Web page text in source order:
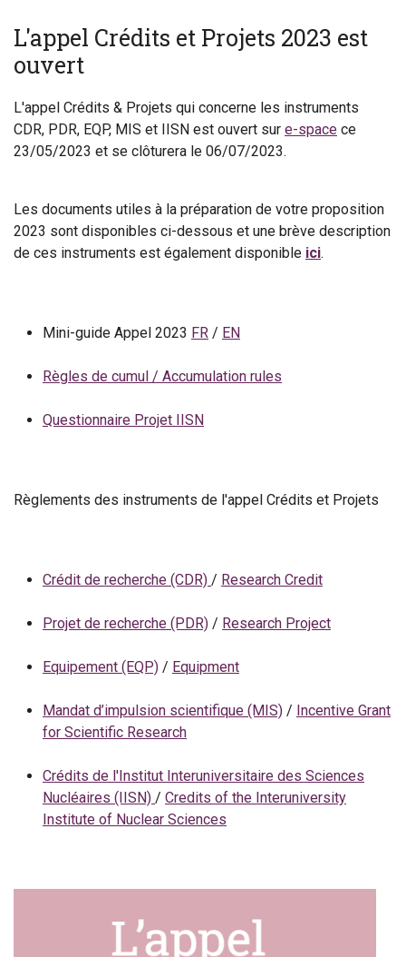
L'appel Crédits et Projets 2023 est
ouvert
L'appel Crédits & Projets qui concerne les instruments
CDR, PDR, EQP, MIS et IISN est ouvert sur e-space ce
23/05/2023 et se clôturera le 06/07/2023.
Les documents utiles à la préparation de votre proposition
2023 sont disponibles ci-dessous et une brève description
de ces instruments est également disponible ici.
Mini-guide Appel 2023 FR / EN
Règles de cumul / Accumulation rules
Questionnaire Projet IISN
Règlements des instruments de l'appel Crédits et Projets
Crédit de recherche (CDR) / Research Credit
Projet de recherche (PDR) / Research Project
Equipement (EQP) / Equipment
Mandat d’impulsion scientifique (MIS) / Incentive Grant
for Scientific Research
Crédits de l'Institut Interuniversitaire des Sciences
Nucléaires (IISN) / Credits of the Interuniversity
Institute of Nuclear Sciences